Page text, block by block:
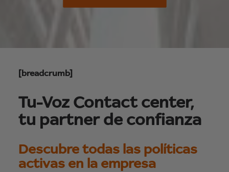
[breadcrumb]
Tu-Voz Contact center,
tu partner de confianza
Descubre todas las políticas
activas en la empresa